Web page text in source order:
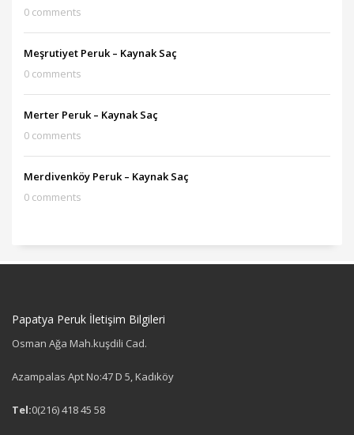
0 comments
Meşrutiyet Peruk – Kaynak Saç
0 comments
Merter Peruk – Kaynak Saç
0 comments
Merdivenköy Peruk – Kaynak Saç
0 comments
Papatya Peruk İletişim Bilgileri
Osman Ağa Mah.kuşdili Cad.
Azampalas Apt No:47 D 5, Kadıköy
Tel:0(216) 418 45 58